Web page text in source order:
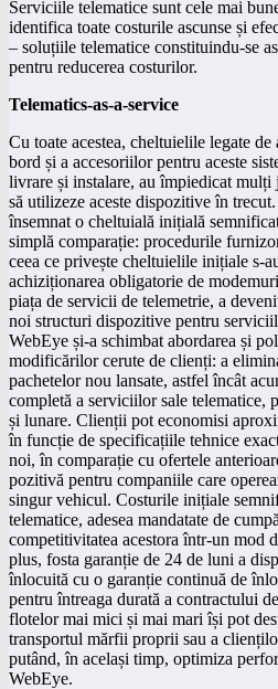
Serviciile telematice sunt cele mai
identifica toate costurile ascunse și
– soluțiile telematice constituindu-se
pentru reducerea costurilor.
Telematics-as-a-service
Cu toate acestea, cheltuielile legate
bord și a accesoriilor pentru aceste
livrare și instalare, au împiedicat
să utilizeze aceste dispozitive în
însemnat o cheltuială inițială
simplă comparație: procedurile
ceea ce privește cheltuielile inițiale s-
achiziționarea obligatorie de
piața de servicii de telemetrie, a
noi structuri dispozitive pentru
WebEye și-a schimbat abordarea și
modificărilor cerute de clienți: a
pachetelor nou lansate, astfel încât
completă a serviciilor sale telematice,
și lunare. Clienții pot economisi
în funcție de specificațiile tehnice
noi, în comparație cu ofertele
pozitivă pentru companiile care
singur vehicul. Costurile inițiale
telematice, adesea mandatate de
competitivitatea acestora într-un mod
plus, fosta garanție de 24 de luni a
înlocuită cu o garanție continuă de
pentru întreaga durată a contractului
flotelor mai mici și mai mari își pot
transportul mărfii proprii sau a
putând, în același timp, optimiza
WebEye.